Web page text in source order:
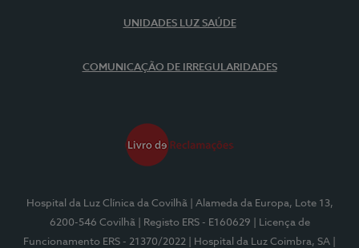
UNIDADES LUZ SAÚDE
COMUNICAÇÃO DE IRREGULARIDADES
Hospital da Luz Clínica da Covilhã
| Alameda da Europa, Lote 13,
6200-546 Covilhã
| Registo ERS - E160629
| Licença de
Funcionamento ERS - 21370/2022
| Hospital da Luz Coimbra, SA